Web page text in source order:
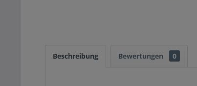
Beschreibung Bewertungen 0